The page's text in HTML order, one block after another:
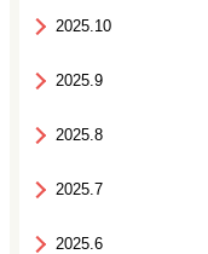
2025.10
2025.9
2025.8
2025.7
2025.6